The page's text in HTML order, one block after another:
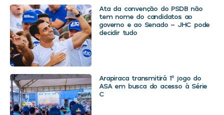
Ata da convenção do PSDB não
tem nome do candidatos ao
governo e ao Senado – JHC pode
decidir tudo
Arapiraca transmitirá 1º jogo do
ASA em busca do acesso à Série
C